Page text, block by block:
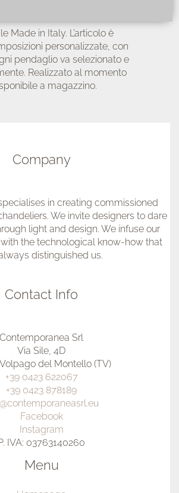
Company
light and design. We infuse our
the technological know-how that
Contact Info
Contemporanea Srl
Volpago del Montello (TV)
Facebook
Instagram
P. IVA: 03763140260
Menu
Homepage
Azienda
Servizi Contract
Progetti
Contatti